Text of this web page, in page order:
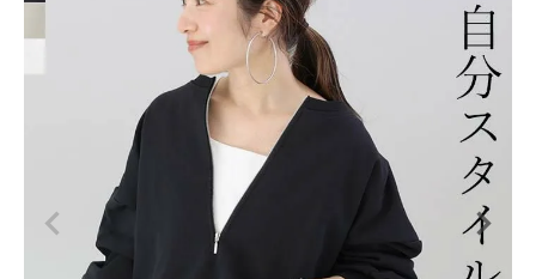
ようこそ ゲスト 様
会員登録